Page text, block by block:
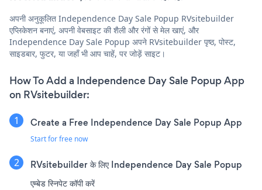
अपनी अनुकूलित Independence Day Sale Popup RVsitebuilder
एप्लिकेशन बनाएं, अपनी वेबसाइट की शैली और रंगों से मेल खाएं, और
Independence Day Sale Popup अपने RVsitebuilder पृष्ठ, पोस्ट,
साइडबार, फुटर, या जहाँ भी आप चाहें, पर जोड़ें साइट।
How To Add a Independence Day Sale Popup App
on RVsitebuilder:
Create a Free Independence Day Sale Popup App
Start for free now
RVsitebuilder के लिए Independence Day Sale Popup
एम्बेड स्निपेट कॉपी करें